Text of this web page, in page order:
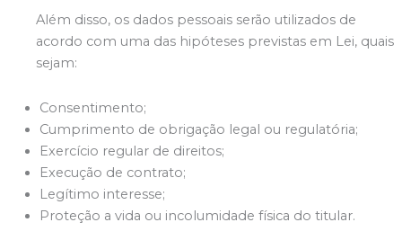
Além disso, os dados pessoais serão utilizados de
acordo com uma das hipóteses previstas em Lei, quais
sejam:
Consentimento;
Cumprimento de obrigação legal ou regulatória;
Exercício regular de direitos;
Execução de contrato;
Legítimo interesse;
Proteção a vida ou incolumidade física do titular.